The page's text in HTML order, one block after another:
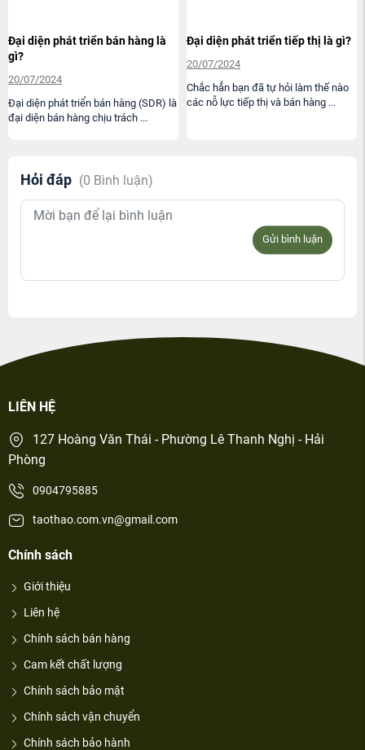
Đại diện phát triển tiếp thị là gì?
20/07/2024
Chắc hẳn bạn đã tự hỏi làm thế nào
các nỗ lực tiếp thị và bán hàng ...
Cách lập kế hoạch bán hàng cho
03/05/2024
Xây dựng kế hoạch bán hàng cho 1
Hỏi đáp (0 Bình luận)
Gửi bình luận
LIÊN HỆ
127 Hoàng Văn Thái - Phường Lê Thanh Nghị - Hải
Phòng
0904795885
taothao.com.vn@gmail.com
Chính sách
Giới thiệu
Liên hệ
Chính sách bán hàng
Cam kết chất lượng
Chính sách bảo mật
Chính sách vận chuyển
Chính sách bảo hành